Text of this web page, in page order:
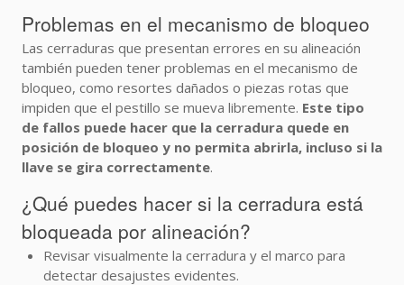
Problemas en el mecanismo de bloqueo
Las cerraduras que presentan errores en su alineación
también pueden tener problemas en el mecanismo de
bloqueo, como resortes dañados o piezas rotas que
impiden que el pestillo se mueva libremente. Este tipo
de fallos puede hacer que la cerradura quede en
posición de bloqueo y no permita abrirla, incluso si la
llave se gira correctamente.
¿Qué puedes hacer si la cerradura está
bloqueada por alineación?
Revisar visualmente la cerradura y el marco para
detectar desajustes evidentes.